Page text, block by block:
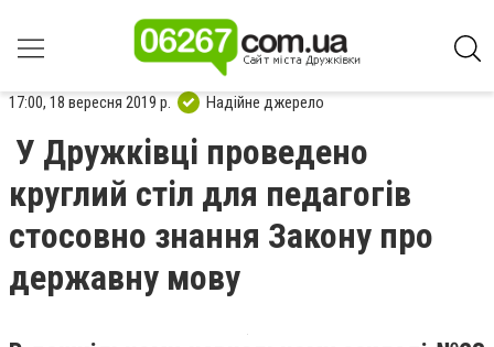
17:00, 18 вересня 2019 р. Надійне джерело
У Дружківці проведено
круглий стіл для педагогів
стосовно знання Закону про
державну мову